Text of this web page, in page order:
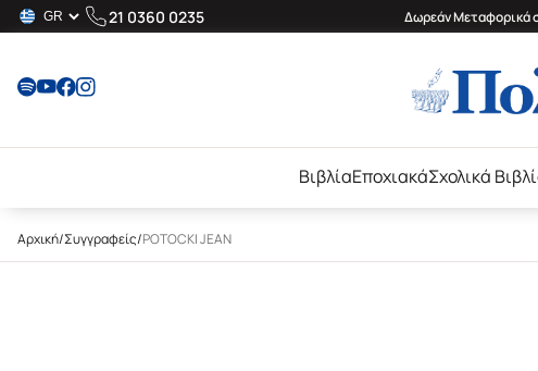
21 0360 0235 Δωρεάν Μεταφορικά
ΒιβλίαΕποχιακάΣχολικά
Αρχική/Συγγραφείς/POTOCKI JEAN